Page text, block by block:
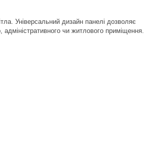
Універсальний дизайн панелі дозволяє
чи житлового приміщення.